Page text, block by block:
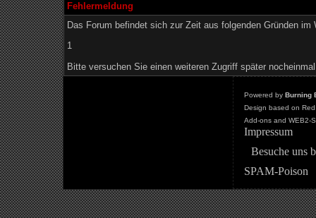
Fehlermeldung
Das Forum befindet sich zur Zeit aus folgenden Gründen im
1
Bitte versuchen Sie einen weiteren Zugriff später
Powered by Burning
Design based on
Add-ons and WEB2-
Impressum
Besuche uns
SPAM-Poison